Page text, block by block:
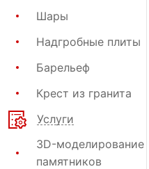
Шары
Надгробные плиты
Барельеф
Крест из гранита
Услуги
3D-моделирование
памятников